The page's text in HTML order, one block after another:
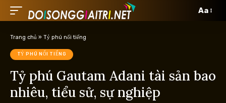
Aa
Trang chủ » Tỷ phú nổi tiếng
TỶ PHÚ NỔI TIẾNG
Tỷ phú Gautam Adani tài sản bao
nhiêu, tiểu sử, sự nghiệp